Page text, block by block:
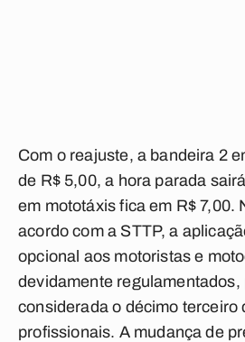
Com o reajuste, a bandeira 2
de R$ 5,00, a hora parada
em mototáxis fica em R$ 7,00.
acordo com a STTP, a
opcional aos motoristas e
devidamente regulamentados,
considerada o décimo terceiro
profissionais. A mudança de